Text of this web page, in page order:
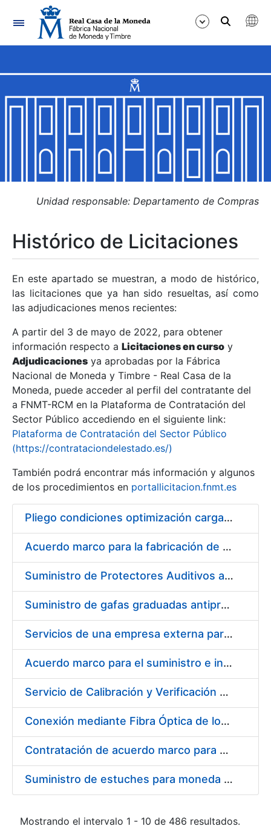
Navegación
Mostrar/Ocultar
Mostrar/Ocultar
Mostrar/Ocultar
Mostrar/Ocultar
Mostrar/Ocultar
Mostrar/Ocultar
Unidad responsable: Departamento de Compras
Histórico de Licitaciones
En este apartado se muestran, a modo de histórico,
las licitaciones que ya han sido resueltas, así como
las adjudicaciones menos recientes:
A partir del 3 de mayo de 2022, para obtener
información respecto a Licitaciones en curso y
Adjudicaciones ya aprobadas por la Fábrica
Nacional de Moneda y Timbre - Real Casa de la
Moneda, puede acceder al perfil del contratante del
a FNMT-RCM en la Plataforma de Contratación del
Sector Público accediendo en el siguiente link:
Plataforma de Contratación del Sector Público
(https://contrataciondelestado.es/)
También podrá encontrar más información y algunos
de los procedimientos en portallicitacion.fnmt.es
Pliego condiciones optimización cargas compras firmado
Acuerdo marco para la fabricación de piezas
Suministro de Protectores Auditivos a medida para las personas trabajadoras de los Centros de Trabajo de Madrid y Burgos
Suministro de gafas graduadas antiproyecciones para los trabajadores de la FNMT-RCM en los centros de trabajo de Madrid y Burgos
Servicios de una empresa externa para el asesoramiento y resolución de los recursos de alzada que se presentan relacionados con procesos de selección para la FNMT-RCM
Acuerdo marco para el suministro e instalación de persianas, estores y otros complementos
Servicio de Calibración y Verificación Externa de los Equipos de Medición del Servicio de Prevención de la FNMT-RCM
Conexión mediante Fibra Óptica de los Centros de Proceso de Datos (CPDs) de las sedes de la FNMT-RCM de Burgos y Madrid
Contratación de acuerdo marco para el Suministro de Material de Electricidad para la Fábrica Nacional de Moneda y Timbre-Real Casa de la Moneda en su centro de trabajo de Burgos
Suministro de estuches para moneda de 30 €
Mostrando el intervalo 1 - 10 de 486 resultados.